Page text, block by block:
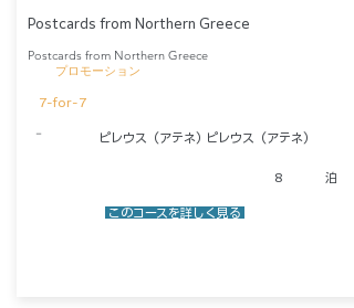
Postcards from Northern Greece
Postcards from Northern Greece
​プロモーション
7-for-7
ピレウス（アテネ）
​－ ピレウス（アテネ）
8 泊
​ このコースを詳しく見る